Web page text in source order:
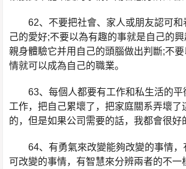
62、不要把社會、家人或朋友認可和
己的愛好;不要以為有趣的事就是自己的
親身體驗它并用自己的頭腦做出判斷;不
情就可以成為自己的職業。
63、每個人都要有工作和私生活的平
工作，把自己累壞了，把家庭關系弄壞了
的，但是如果公司需要的話，我都會很好
64、有勇氣來改變能夠改變的事情，
可改變的事情，有智慧來分辨兩者的不一